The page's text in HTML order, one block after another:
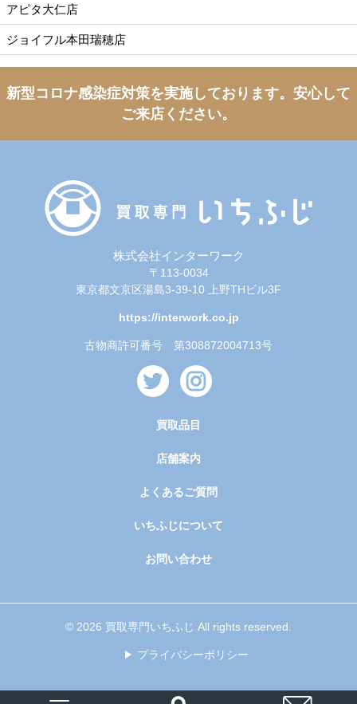
アピタ大仁店
ジョイフル本田瑞穂店
新型コロナ感染症対策を実施しております。 安心して
ご来店ください。
株式会社インターワーク
〒113-0034
東京都文京区湯島3-39-10 上野THビル3F
https://interwork.co.jp
古物商許可番号 第308872004713号
買取品目
店舗案内
よくあるご質問
いちふじについて
お問い合わせ
© 2026 買取専門いちふじ All rights reserved.
プライバシーポリシー